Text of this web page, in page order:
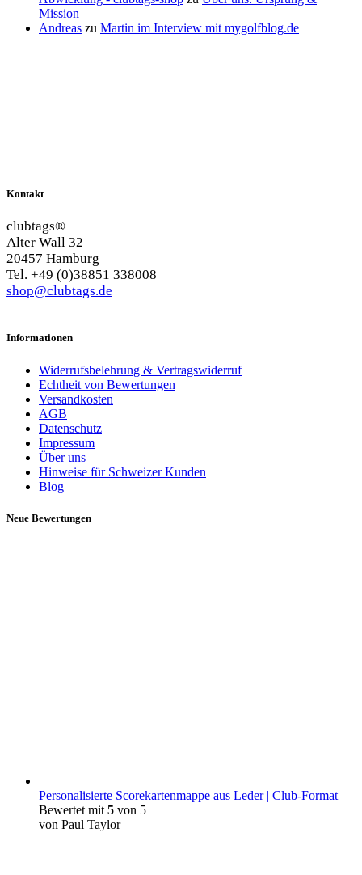
Mission
Andreas zu Martin im Interview mit mygolfblog.de
Kontakt
clubtags®
Alter Wall 32
20457 Hamburg
Tel. +49 (0)38851 338008
shop@clubtags.de
Informationen
Widerrufsbelehrung & Vertragswiderruf
Echtheit von Bewertungen
Versandkosten
AGB
Datenschutz
Impressum
Über uns
Hinweise für Schweizer Kunden
Blog
Neue Bewertungen
Personalisierte Scorekartenmappe aus Leder | Club-Format
Bewertet mit 5 von 5
von Paul Taylor